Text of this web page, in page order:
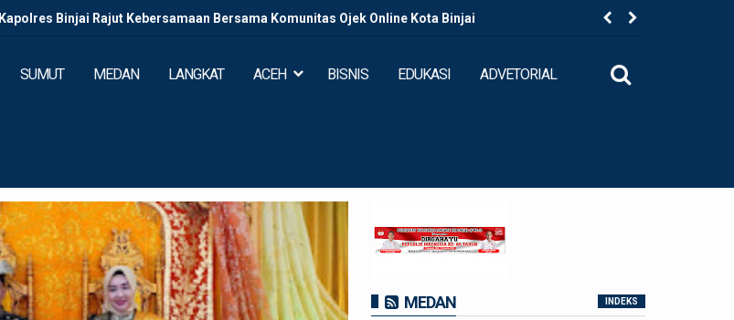
Kapolres Binjai Rajut Kebersamaan Bersama Komunitas Ojek Online Kota Binjai
SUMUT MEDAN LANGKAT ACEH BISNIS EDUKASI ADVETORIAL
MEDAN INDEKS